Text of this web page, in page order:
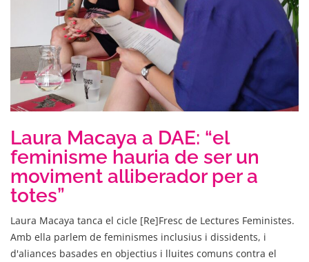
Laura Macaya a DAE: “el
feminisme hauria de ser un
moviment alliberador per a
totes”
Laura Macaya tanca el cicle [Re]Fresc de Lectures Feministes.
Amb ella parlem de feminismes inclusius i dissidents, i
d'aliances basades en objectius i lluites comuns contra el